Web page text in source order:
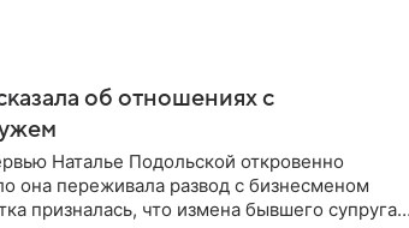
об отношениях с
Наталье Подольской откровенно
она переживала развод с бизнесменом
призналась, что измена бывшего супруга